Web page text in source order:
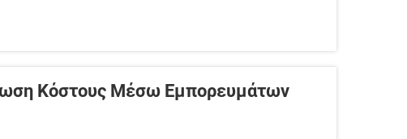
Κόστους Μέσω Εμπορευμάτων